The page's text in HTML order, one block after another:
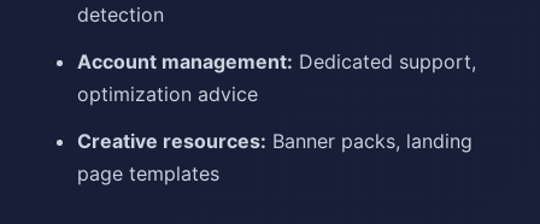
detection
Account management: Dedicated support,
optimization advice
Creative resources: Banner packs, landing
page templates